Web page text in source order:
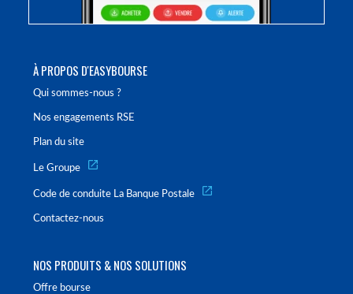
À PROPOS D'EASYBOURSE
Qui sommes-nous ?
Nos engagements RSE
Plan du site
Le Groupe
Code de conduite La Banque Postale
Contactez-nous
NOS PRODUITS & NOS SOLUTIONS
Offre bourse